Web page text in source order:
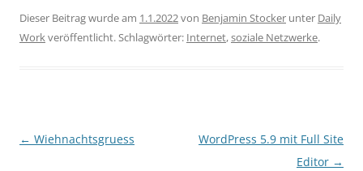
Dieser Beitrag wurde am 1.1.2022von Benjamin Stocker unter Daily
Workveröffentlicht. Schlagwörter: Internet,soziale Netzwerke.
Beitragsnavigation
← Wiehnachtsgruess
WordPress 5.9 mit Full Site
Editor →